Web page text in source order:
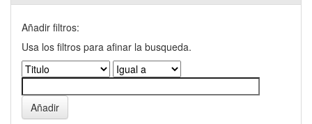
Añadir filtros:
Usa los filtros para afinar la busqueda.